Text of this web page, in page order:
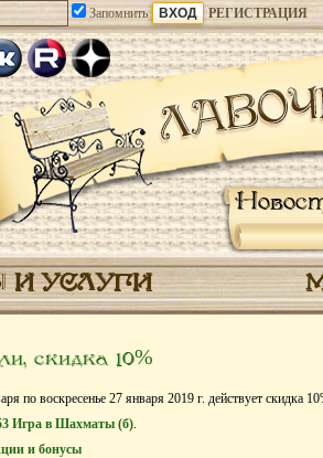
Запомнить РЕГИСТРАЦИЯ
И УСЛУГИ
скидка 10%
по воскресенье 27 января 2019 г. действует скидка
Игра в Шахматы (б).
и бонусы